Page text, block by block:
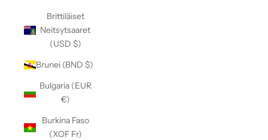
Brittiläiset
Neitsytsaaret
(USD $)
Brunei (BND $)
Bulgaria (EUR
€)
Burkina Faso
(XOF Fr)